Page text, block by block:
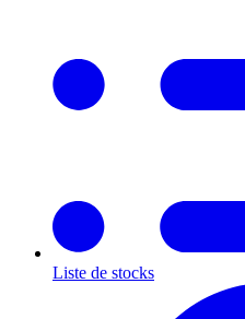
Liste de stocks